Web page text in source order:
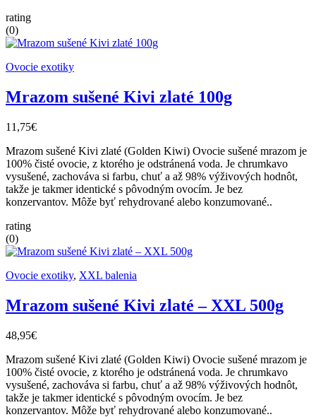
rating
(0)
Ovocie exotiky
Mrazom sušené Kivi zlaté 100g
11,75€
Mrazom sušené Kivi zlaté (Golden Kiwi) Ovocie sušené mrazom je
100% čisté ovocie, z ktorého je odstránená voda. Je chrumkavo
vysušené, zachováva si farbu, chuť a až 98% výživových hodnôt,
takže je takmer identické s pôvodným ovocím. Je bez
konzervantov. Môže byť rehydrované alebo konzumované..
rating
(0)
Ovocie exotiky, XXL balenia
Mrazom sušené Kivi zlaté – XXL 500g
48,95€
Mrazom sušené Kivi zlaté (Golden Kiwi) Ovocie sušené mrazom je
100% čisté ovocie, z ktorého je odstránená voda. Je chrumkavo
vysušené, zachováva si farbu, chuť a až 98% výživových hodnôt,
takže je takmer identické s pôvodným ovocím. Je bez
konzervantov. Môže byť rehydrované alebo konzumované..